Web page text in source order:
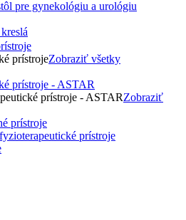
prístrojeZobraziť všetky
prístroje - ASTAR
prístroje - ASTARZobraziť
prístroje